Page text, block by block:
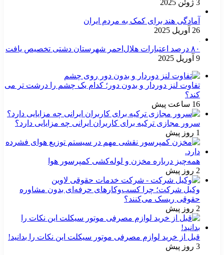
3 ژوئن 2025
آمادگی هند برای کمک به مردم ایران
26 آوریل 2025
۸۰ درصد اعتبارات هلال‌احمر شهرستان دشتی تخصیص یافت
9 آوریل 2025
تفاوت لنز دوردار و بدون دور؛ کدام یک چشم را درشت تر می
کند؟
16 ساعت پیش
سرور مجازی ترکیه برای کاربران ایرانی چه مزایایی دارد؟
1 روز پیش
همه‌چیز درباره مخزن و لوله‌کشی کمپرسور هوا
2 روز پیش
وکیل شرکت؛ چرا کسب‌وکارهای حرفه‌ای بدون مشاوره
حقوقی ریسک می‌کنند؟
2 روز پیش
قبل از خرید لوازم مصرفی موتور سیکلت این نکات را بدانید!
3 روز پیش